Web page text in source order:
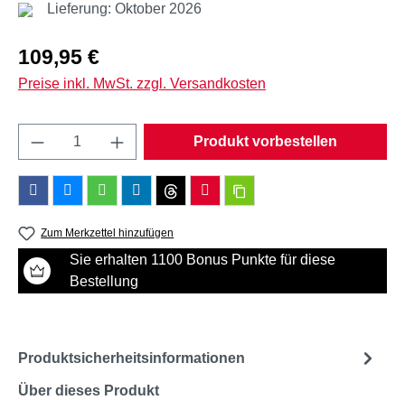
Lieferung: Oktober 2026
Regulärer Preis:
109,95 €
Preise inkl. MwSt. zzgl. Versandkosten
Produkt Anzahl: Gib den gewünschten
Produkt vorbestellen
Zum Merkzettel hinzufügen
Sie erhalten 1100 Bonus Punkte für diese
Bestellung
Über dieses Produkt
Produktsicherheitsinformationen